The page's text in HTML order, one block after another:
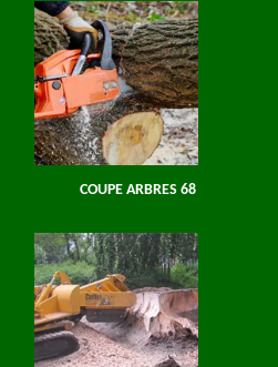
COUPE ARBRES 68